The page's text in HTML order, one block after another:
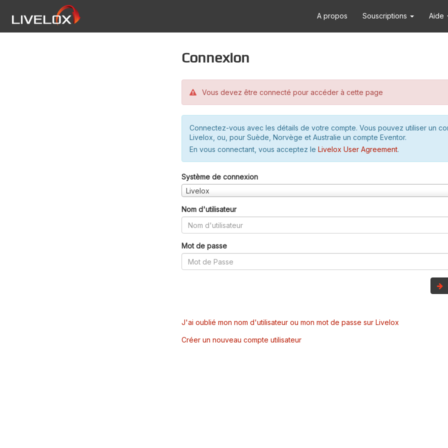
A propos Souscriptions Aide
Connexion
Vous devez être connecté pour accéder à cette page
Connectez-vous avec les détails de votre compte. Vous pouvez utiliser un
Livelox, ou, pour Suède, Norvège et Australie un compte Eventor.
En vous connectant, vous acceptez le Livelox User Agreement.
Système de connexion
Livelox
Nom d'utilisateur
Mot de passe
J'ai oublié mon nom d'utilisateur ou mon mot de passe sur Livelox
Créer un nouveau compte utilisateur